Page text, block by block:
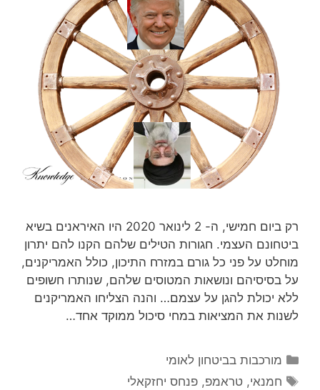
רק ביום חמישי, ה- 2 לינואר 2020 היו האיראנים בשיא
ביטחונם העצמי. חגורות הטילים שלהם הקנו להם יתרון
מוחלט על פני כל גורם במזרח התיכון, כולל האמריקנים,
על בסיסיהם ונושאות המטוסים שלהם, שנותרו חשופים
ללא יכולת להגן על עצמם… והנה הצליחו האמריקנים
לשנות את המציאות במחי סיכול ממוקד אחד…
קטגוריות
מורכבות בביטחון לאומי
תגיות
חמנאי,טראמפ,פנחס יחזקאלי